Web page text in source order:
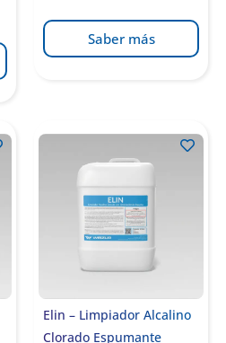
Saber más
Elin – Limpiador Alcalino
Clorado Espumante